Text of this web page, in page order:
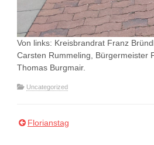
Von links: Kreisbrandrat Franz
Carsten Rummeling, Bürgermeister
Thomas Burgmair.
Uncategorized
Beitragsnavigation
Florianstag